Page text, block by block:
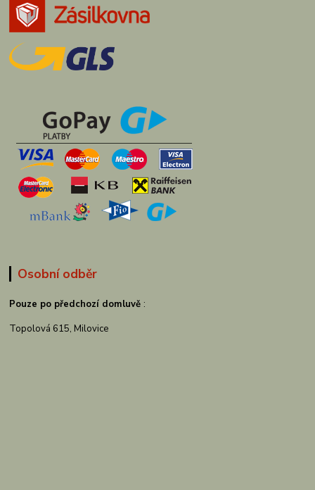
Osobní odběr
Pouze po předchozí domluvě :
Topolová 615, Milovice